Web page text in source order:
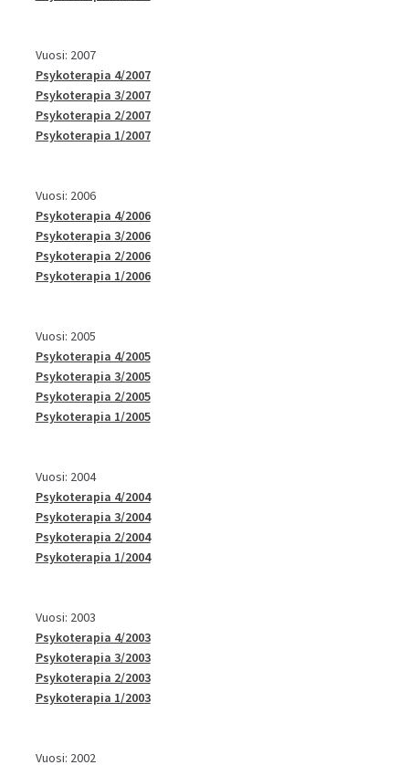
Vuosi: 2007
Psykoterapia 4/2007
Psykoterapia 3/2007
Psykoterapia 2/2007
Psykoterapia 1/2007
Vuosi: 2006
Psykoterapia 4/2006
Psykoterapia 3/2006
Psykoterapia 2/2006
Psykoterapia 1/2006
Vuosi: 2005
Psykoterapia 4/2005
Psykoterapia 3/2005
Psykoterapia 2/2005
Psykoterapia 1/2005
Vuosi: 2004
Psykoterapia 4/2004
Psykoterapia 3/2004
Psykoterapia 2/2004
Psykoterapia 1/2004
Vuosi: 2003
Psykoterapia 4/2003
Psykoterapia 3/2003
Psykoterapia 2/2003
Psykoterapia 1/2003
Vuosi: 2002